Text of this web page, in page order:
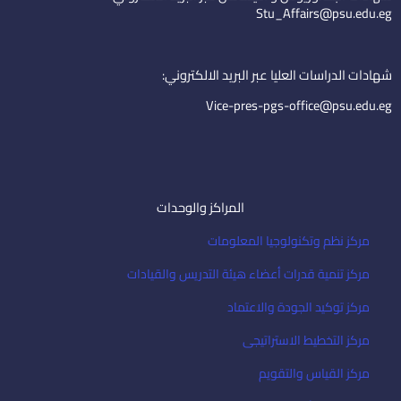
e
i
l
b
d Stu_Affairs@psu.edu.eg
شهادات الدراسات العليا عبر البريد الالكتروني:
Vice-pres-pgs-office@psu.edu.eg
المراكز والوحدات
مركز نظم وتكنولوجيا المعلومات
مركز تنمية قدرات أعضاء هيئة التدريس والقيادات
مركز توكيد الجودة والاعتماد
مركز التخطيط الاستراتيجى
مركز القياس والتقويم